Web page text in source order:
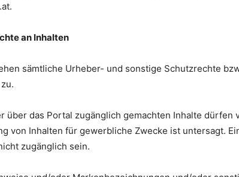
an Inhalten
sämtliche Urheber- und sonstige Schutzrechte
über das Portal zugänglich gemachten Inhalte
von Inhalten für gewerbliche Zwecke ist untersagt.
zugänglich sein.